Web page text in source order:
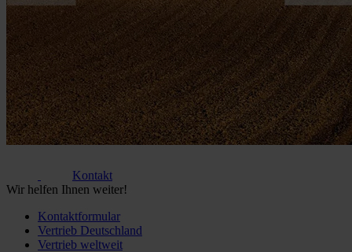
Kontakt
Wir helfen Ihnen weiter!
Kontaktformular
Vertrieb Deutschland
Vertrieb weltweit